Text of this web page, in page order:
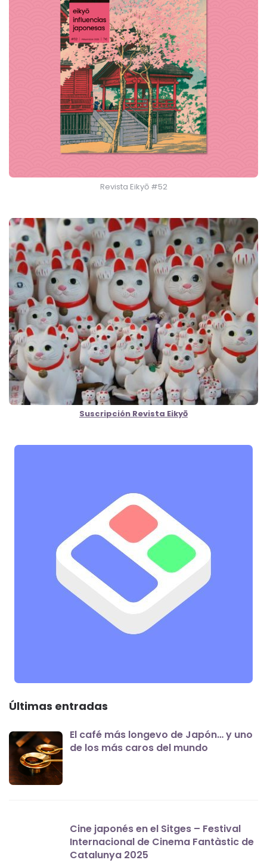
Revista Eikyō #52
Suscripción Revista Eikyō
Últimas entradas
El café más longevo de Japón… y uno
de los más caros del mundo
Cine japonés en el Sitges – Festival
Internacional de Cinema Fantàstic de
Catalunya 2025